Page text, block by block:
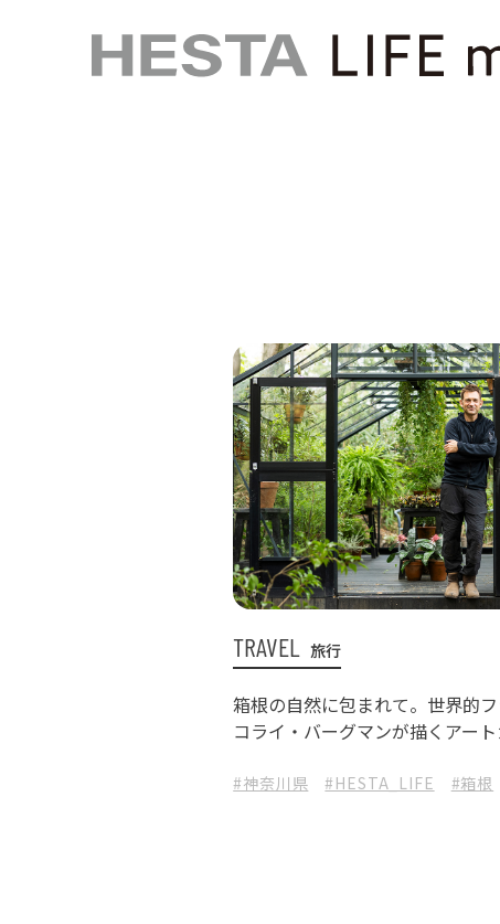
TRAVEL 旅行
箱根の自然に包まれて。世界的
コライ・バーグマンが描くアー
#神奈川県 #HESTA_LIFE #箱根